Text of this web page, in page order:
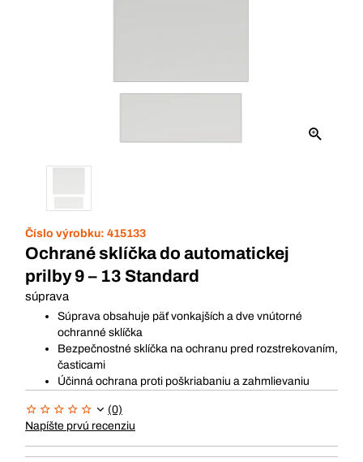
Číslo výrobku: 415133
Ochrané sklíčka do automatickej
prilby 9 – 13 Standard
súprava
Súprava obsahuje päť vonkajších a dve vnútorné
ochranné sklíčka
Bezpečnostné sklíčka na ochranu pred rozstrekovaním,
časticami
Účinná ochrana proti poškriabaniu a zahmlievaniu
(0)
Napíšte prvú recenziu